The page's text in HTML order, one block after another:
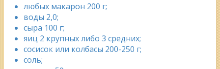
любых макарон 200 г;
воды 2,0;
сыра 100 г;
яиц 2 крупных либо 3 средних;
сосисок или колбасы 200-250 г;
соль;